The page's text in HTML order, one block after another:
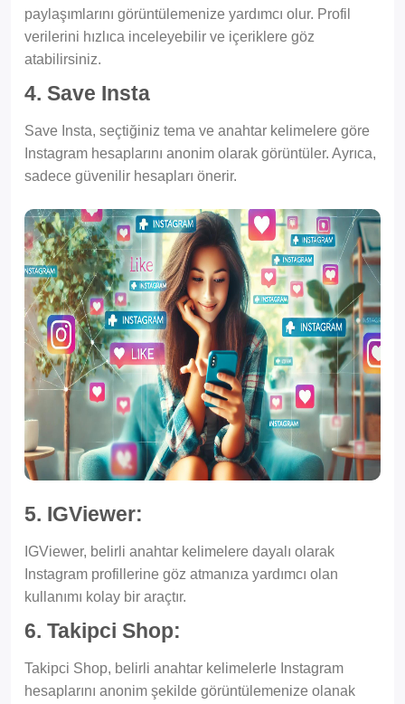
paylaşımlarını görüntülemenize yardımcı olur. Profil
verilerini hızlıca inceleyebilir ve içeriklere göz
atabilirsiniz.
4. Save Insta
Save Insta, seçtiğiniz tema ve anahtar kelimelere göre
Instagram hesaplarını anonim olarak görüntüler. Ayrıca,
sadece güvenilir hesapları önerir.
5. IGViewer:
IGViewer, belirli anahtar kelimelere dayalı olarak
Instagram profillerine göz atmanıza yardımcı olan
kullanımı kolay bir araçtır.
6. Takipci Shop:
Takipci Shop, belirli anahtar kelimelerle Instagram
hesaplarını anonim şekilde görüntülemenize olanak